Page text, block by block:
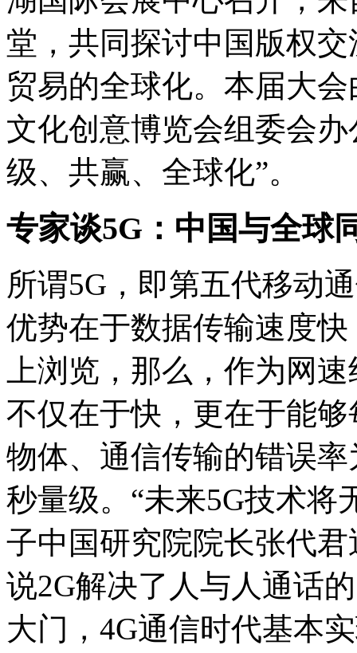
堂，共同探讨中国版权
贸易的全球化。本届大
文化创意博览会组委会
级、共赢、全球化”。
专家谈5G：中国与全球
所谓5G，即第五代移动
优势在于数据传输速度
上浏览，那么，作为网
不仅在于快，更在于能
物体、通信传输的错误
秒量级。“未来5G技术将
子中国研究院院长张代
说2G解决了人与人通话
大门，4G通信时代基本